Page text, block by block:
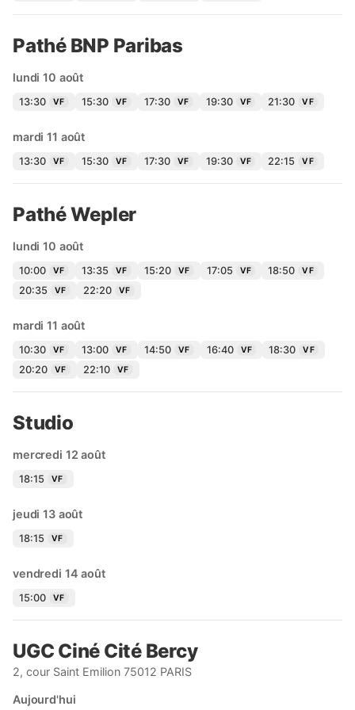
Pathé BNP Paribas
lundi 10 août
13:30 VF 15:30 VF 17:30 VF 19:30 VF 21:30 VF
mardi 11 août
13:30 VF 15:30 VF 17:30 VF 19:30 VF 22:15 VF
Pathé Wepler
lundi 10 août
10:00 VF 13:35 VF 15:20 VF 17:05 VF 18:50 VF
20:35 VF 22:20 VF
mardi 11 août
10:30 VF 13:00 VF 14:50 VF 16:40 VF 18:30 VF
20:20 VF 22:10 VF
Studio
mercredi 12 août
18:15 VF
jeudi 13 août
18:15 VF
vendredi 14 août
15:00 VF
UGC Ciné Cité Bercy
2, cour Saint Emilion 75012 PARIS
Aujourd'hui